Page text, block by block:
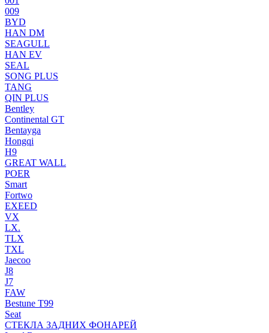
009
BYD
HAN DM
SEAGULL
HAN EV
SEAL
SONG PLUS
TANG
QIN PLUS
Bentley
Continental GT
Bentayga
Hongqi
H9
GREAT WALL
POER
Smart
Fortwo
EXEED
VX
LX.
TLX
TXL
Jaecoo
J8
J7
FAW
Bestune T99
Seat
СТЕКЛА ЗАДНИХ ФОНАРЕЙ